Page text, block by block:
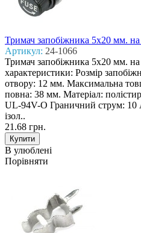
Тримач запобіжника 5x20 мм. на
Артикул: 24-1066
Тримач запобіжника 5x20 мм. на
характеристики: Розмір
отвору: 12 мм. Максимальна
повна: 38 мм. Матеріал:
UL-94V-O Граничний струм: 10
ізол..
21.68 грн.
В улюблені
Порівняти